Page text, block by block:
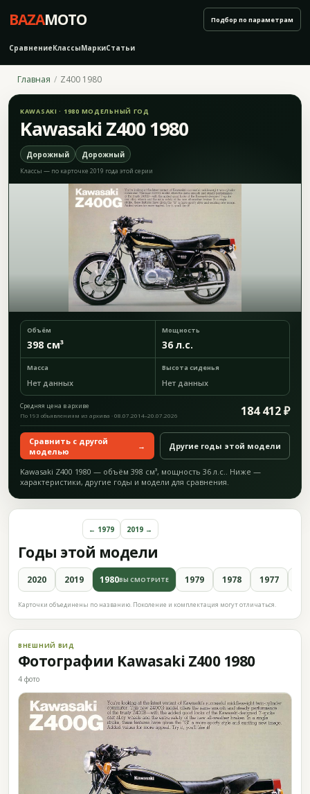
BAZAMOTO
СравнениеКлассыМаркиСтатьи
Подбор по параметрам
Главная Z400 1980
KAWASAKI · 1980 МОДЕЛЬНЫЙ ГОД
Kawasaki Z400 1980
Дорожный Дорожный
Классы — по карточке 2019 года этой серии
Объём
398 см³
Мощность
36 л.с.
Масса
Нет данных
Высота сиденья
Нет данных
Средняя цена в архиве 184 412 ₽
По 193 объявлениям из архива · 08.07.2014–20.07.2026
Сравнить с другой
моделью
→ Другие годы этой модели
Kawasaki Z400 1980 — объём 398 см³, мощность 36 л.с.. Ниже —
характеристики, другие годы и модели для сравнения.
Годы этой модели
← 1979 2019 →
2020 2019 1980ВЫ СМОТРИТЕ 1979 1978 1977
Карточки объединены по названию. Поколение и комплектация могут отличаться.
ВНЕШНИЙ ВИД
Фотографии Kawasaki Z400 1980
4 фото